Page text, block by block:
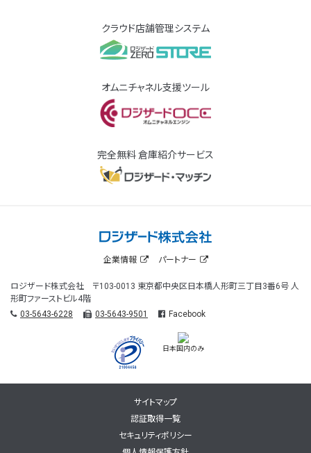
クラウド店舗管理システム
オムニチャネル支援ツール
完全無料 倉庫紹介サービス
企業情報 パートナー
ロジザード株式会社 〒103-0013 東京都中央区日本橋人形町三丁目3番6号 人
形町ファーストビル4階
03-5643-6228
03-5643-9501 Facebook
日本国内のみ
サイトマップ
認証取得一覧
セキュリティポリシー